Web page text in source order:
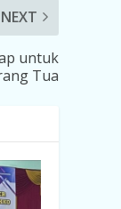
NEXT
untuk
Tua